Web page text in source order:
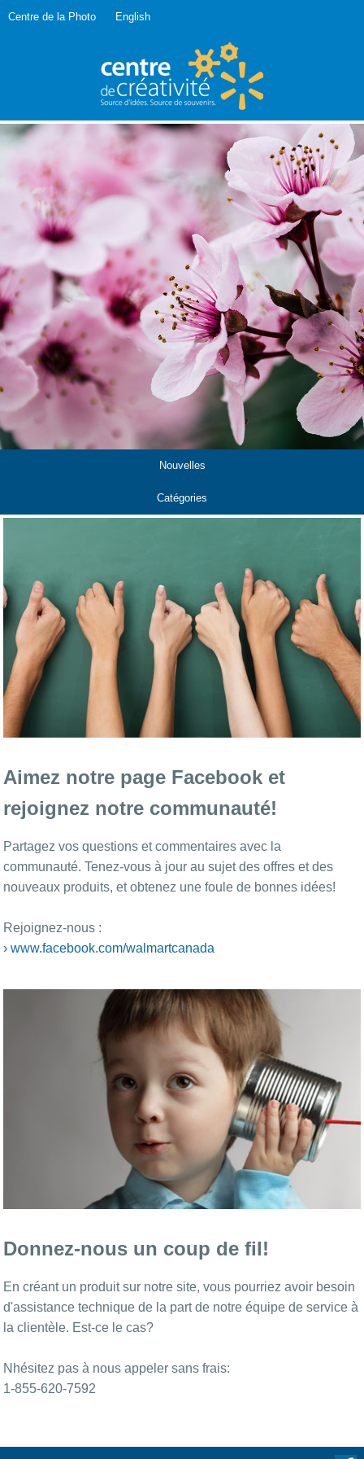
Centre de la Photo English
Nouvelles
Catégories
Aimez notre page Facebook et
rejoignez notre communauté!
Partagez vos questions et commentaires avec la
communauté. Tenez-vous à jour au sujet des offres et des
nouveaux produits, et obtenez une foule de bonnes idées!
Rejoignez-nous :
› www.facebook.com/walmartcanada
Donnez-nous un coup de fil!
En créant un produit sur notre site, vous pourriez avoir besoin
d'assistance technique de la part de notre équipe de service à
la clientèle. Est-ce le cas?
Nhésitez pas à nous appeler sans frais:
1-855-620-7592